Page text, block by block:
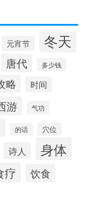
元宵节 冬天
唐代 多少钱
略 时间
游 气功
的话 穴位
诗人 身体
疗 饮食